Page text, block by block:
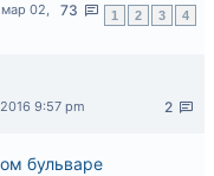
1 2 3 4
73
02,
2
9:57 pm
бульваре